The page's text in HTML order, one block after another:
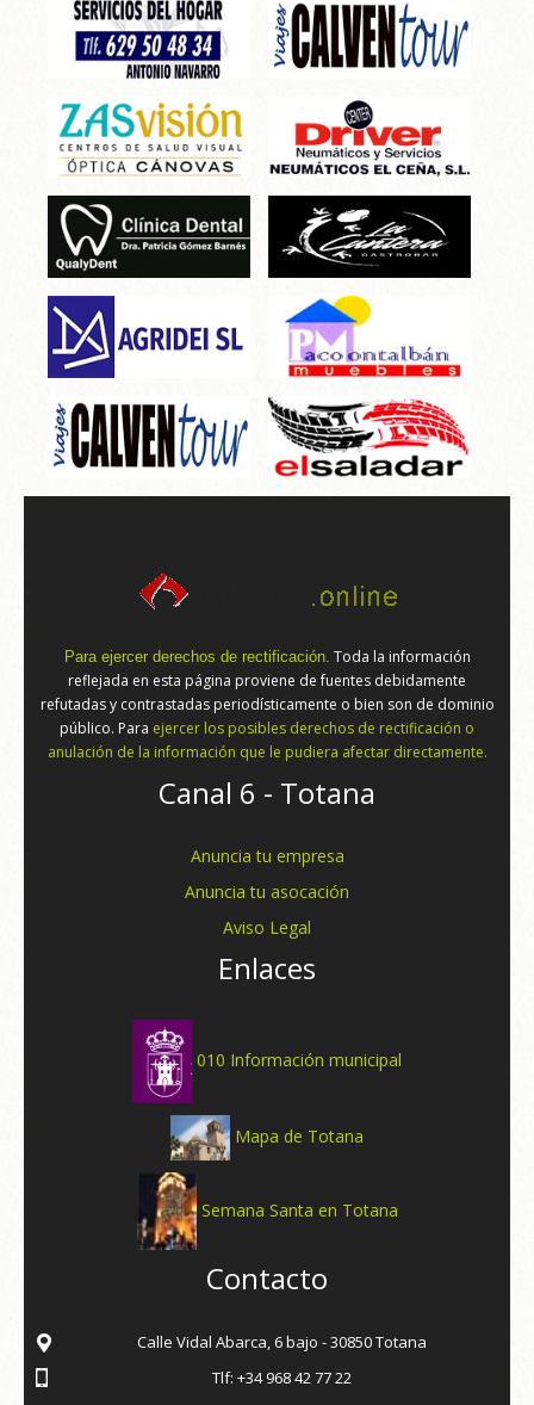
Para ejercer derechos de rectificación. Toda la información
reflejada en esta página proviene de fuentes debidamente
refutadas y contrastadas periodísticamente o bien son de dominio
público. Para ejercer los posibles derechos de rectificación o
anulación de la información que le pudiera afectar directamente.
Canal 6 - Totana
Anuncia tu empresa
Anuncia tu asocación
Aviso Legal
Enlaces
010 Información municipal
Mapa de Totana
Semana Santa en Totana
Contacto
Calle Vidal Abarca, 6 bajo - 30850 Totana
Tlf: +34 968 42 77 22